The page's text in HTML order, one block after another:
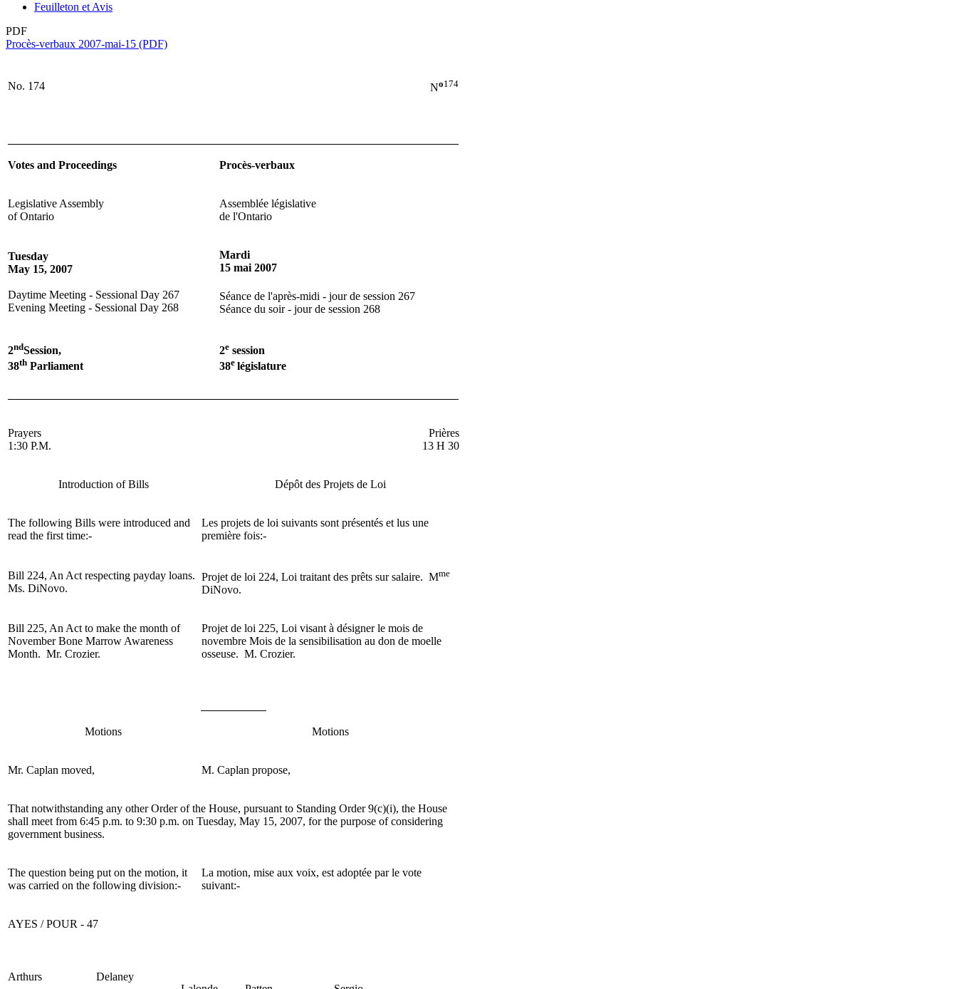
Feuilleton et Avis
PDF
Procès-verbaux 2007-mai-15 (PDF)
No. 174 No174
Votes and Proceedings Procès-verbaux
Legislative Assembly
of Ontario
Assemblée législative
de l'Ontario
Tuesday
May 15, 2007
Daytime Meeting - Sessional Day 267
Evening Meeting - Sessional Day 268
Mardi
15 mai 2007
Séance de l'après-midi - jour de session 267
Séance du soir - jour de session 268
2ndSession,
38th Parliament
2e session
38e législature
Prayers
1:30 P.M.
Prières
13 H 30
Introduction of Bills Dépôt des Projets de Loi
The following Bills were introduced and
read the first time:-
Les projets de loi suivants sont présentés et lus une
première fois:-
Bill 224, An Act respecting payday loans.
Ms. DiNovo.
Projet de loi 224, Loi traitant des prêts sur salaire. Mme
DiNovo.
Bill 225, An Act to make the month of
November Bone Marrow Awareness
Month. Mr. Crozier.
Projet de loi 225, Loi visant à désigner le mois de
novembre Mois de la sensibilisation au don de moelle
osseuse. M. Crozier.
Motions Motions
Mr. Caplan moved, M. Caplan propose,
That notwithstanding any other Order of the House, pursuant to Standing Order 9(c)(i), the House
shall meet from 6:45 p.m. to 9:30 p.m. on Tuesday, May 15, 2007, for the purpose of considering
government business.
The question being put on the motion, it
was carried on the following division:-
La motion, mise aux voix, est adoptée par le vote
suivant:-
AYES / POUR - 47
Arthurs
Delaney